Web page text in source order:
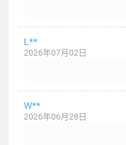
L**
2026年07月02日
W**
2026年06月28日